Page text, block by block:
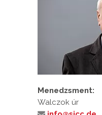
Menedzsment:
Walczok úr